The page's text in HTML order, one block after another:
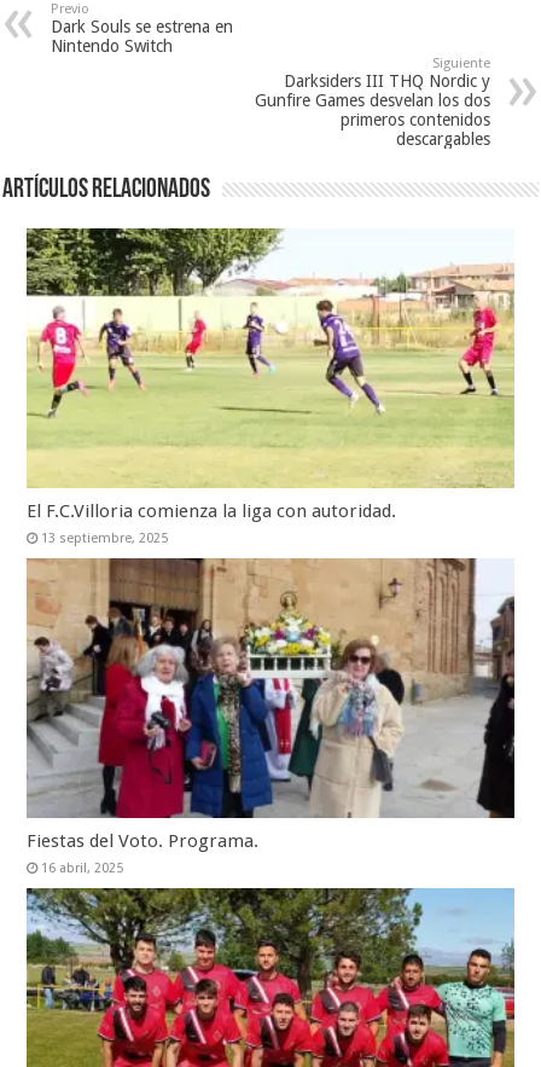
Previo
Dark Souls se estrena en
Nintendo Switch
Siguiente
Darksiders III THQ Nordic y
Gunfire Games desvelan los dos
primeros contenidos
descargables
Artículos relacionados
El F.C.Villoria comienza la liga con autoridad.
13 septiembre, 2025
Fiestas del Voto. Programa.
16 abril, 2025